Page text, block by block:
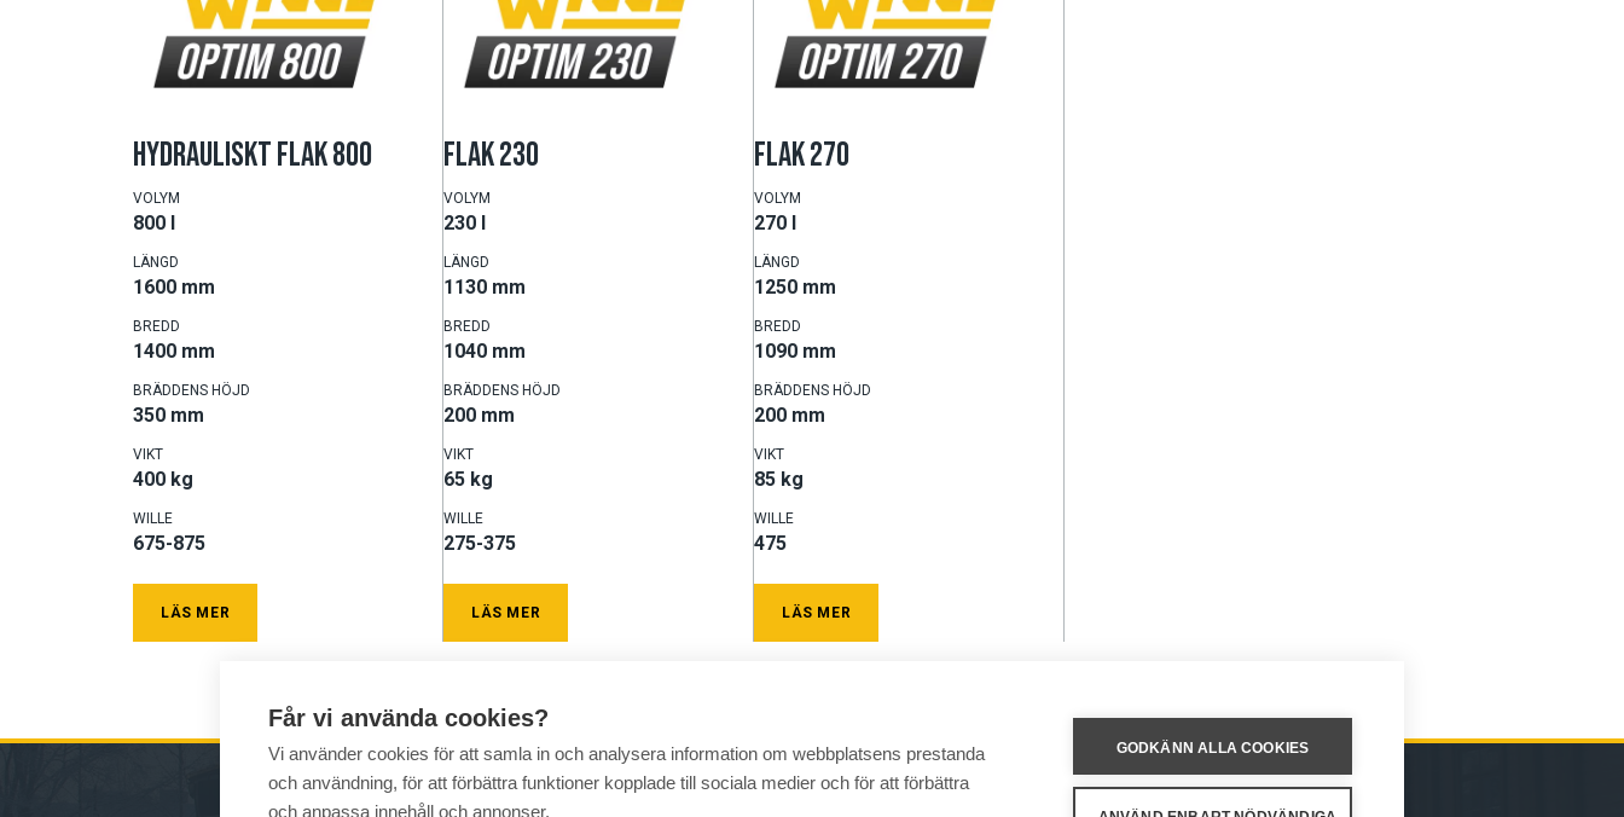
HYDRAULISKT FLAK 800
VOLYM
800 l
LÄNGD
1600 mm
BREDD
1400 mm
BRÄDDENS HÖJD
350 mm
VIKT
400 kg
WILLE
675-875
LÄS MER
FLAK 230
VOLYM
230 l
LÄNGD
1130 mm
BREDD
1040 mm
BRÄDDENS HÖJD
200 mm
VIKT
65 kg
WILLE
275-375
LÄS MER
FLAK 270
VOLYM
270 l
LÄNGD
1250 mm
BREDD
1090 mm
BRÄDDENS HÖJD
200 mm
VIKT
85 kg
WILLE
475
LÄS MER
Får vi använda cookies?
Vi använder cookies för att samla in och analysera information om webbplatsens prestanda
och användning, för att förbättra funktioner kopplade till sociala medier och för att förbättra
och anpassa innehåll och annonser.
GODKÄNN ALLA COOKIES